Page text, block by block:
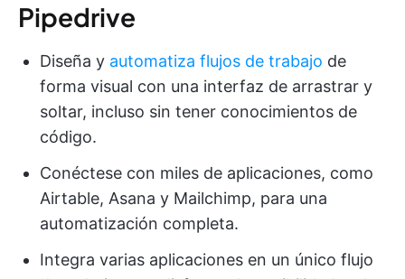
Pipedrive
Diseña y automatiza flujos de trabajo de
forma visual con una interfaz de arrastrar y
soltar, incluso sin tener conocimientos de
código.
Conéctese con miles de aplicaciones, como
Airtable, Asana y Mailchimp, para una
automatización completa.
Integra varias aplicaciones en un único flujo